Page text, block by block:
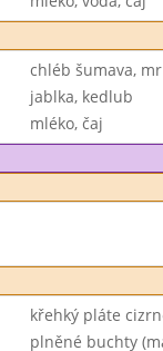
chléb šumava,
jablka, kedlub
mléko, čaj
křehký pláte
plněné buchty